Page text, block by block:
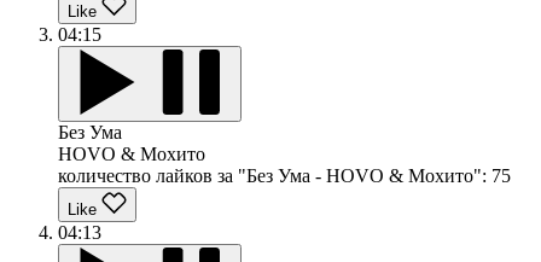
Like
04:15
Без Ума
HOVO & Мохито
количество лайков за "Без Ума - HOVO & Мохито": 75
Like
04:13